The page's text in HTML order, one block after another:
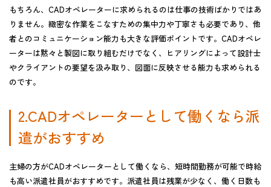
もちろん、CADオペレーターに求められるのは仕事の技術ばかりではあ
りません。緻密な作業をこなすための集中力や丁寧さも必要であり、他
者とのコミュニケーション能力も大きな評価ポイントです。CADオペレ
ーターは黙々と製図に取り組むだけでなく、ヒアリングによって設計士
やクライアントの要望を汲み取り、図面に反映させる能力も求められる
のです。
2.CADオペレーターとして働くなら派
遣がおすすめ
主婦の方がCADオペレーターとして働くなら、短時間勤務が可能で時給
も高い派遣社員がおすすめです。派遣社員は残業が少なく、働く日数も